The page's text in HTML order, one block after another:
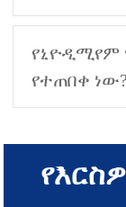
የኒዮዲሚየም
የተጠበቀ ነው?